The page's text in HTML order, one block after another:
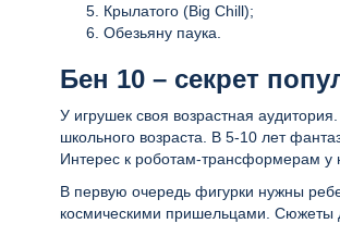
Крылатого (Big Chill);
Обезьяну паука.
Бен 10 – секрет
У игрушек своя возрастная
школьного возраста. В 5-10 лет
Интерес к роботам-трансформерам у
В первую очередь фигурки нужны
космическими пришельцами. Сюжеты